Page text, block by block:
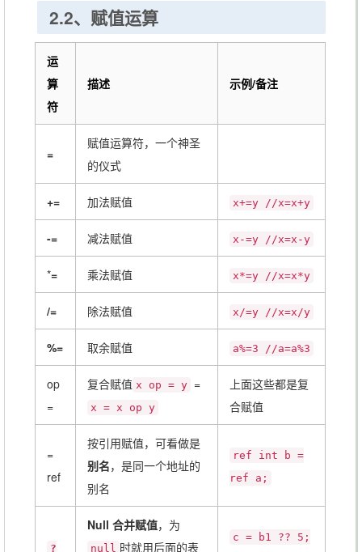
2.2、赋值运算
运
算
符
描述 示例/备注
=
赋值运算符，一个神圣
的仪式
+= 加法赋值 x+=y //x=x+y
-= 减法赋值 x-=y //x=x-y
*= 乘法赋值 x*=y //x=x*y
/= 除法赋值 x/=y //x=x/y
%= 取余赋值 a%=3 //a=a%3
op
=
复合赋值 x op = y =
x = x op y
上面这些都是复
合赋值
=
ref
按引用赋值，可看做是
别名，是同一个地址的
别名
ref int b =
ref a;
?
Null 合并赋值，为
null 时就用后面的表
c = b1 ?? 5;